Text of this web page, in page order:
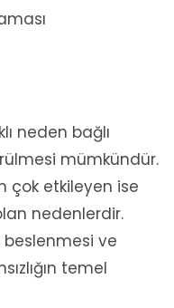
neden bağlı
mümkündür.
çok etkileyen ise
nedenlerdir.
beslenmesi ve
temel